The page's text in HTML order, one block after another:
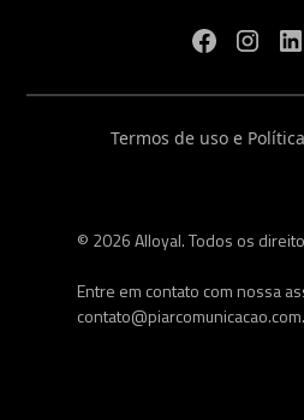
© 2026 Alloyal. Todos os
Entre em contato com nossa
Termos de uso e